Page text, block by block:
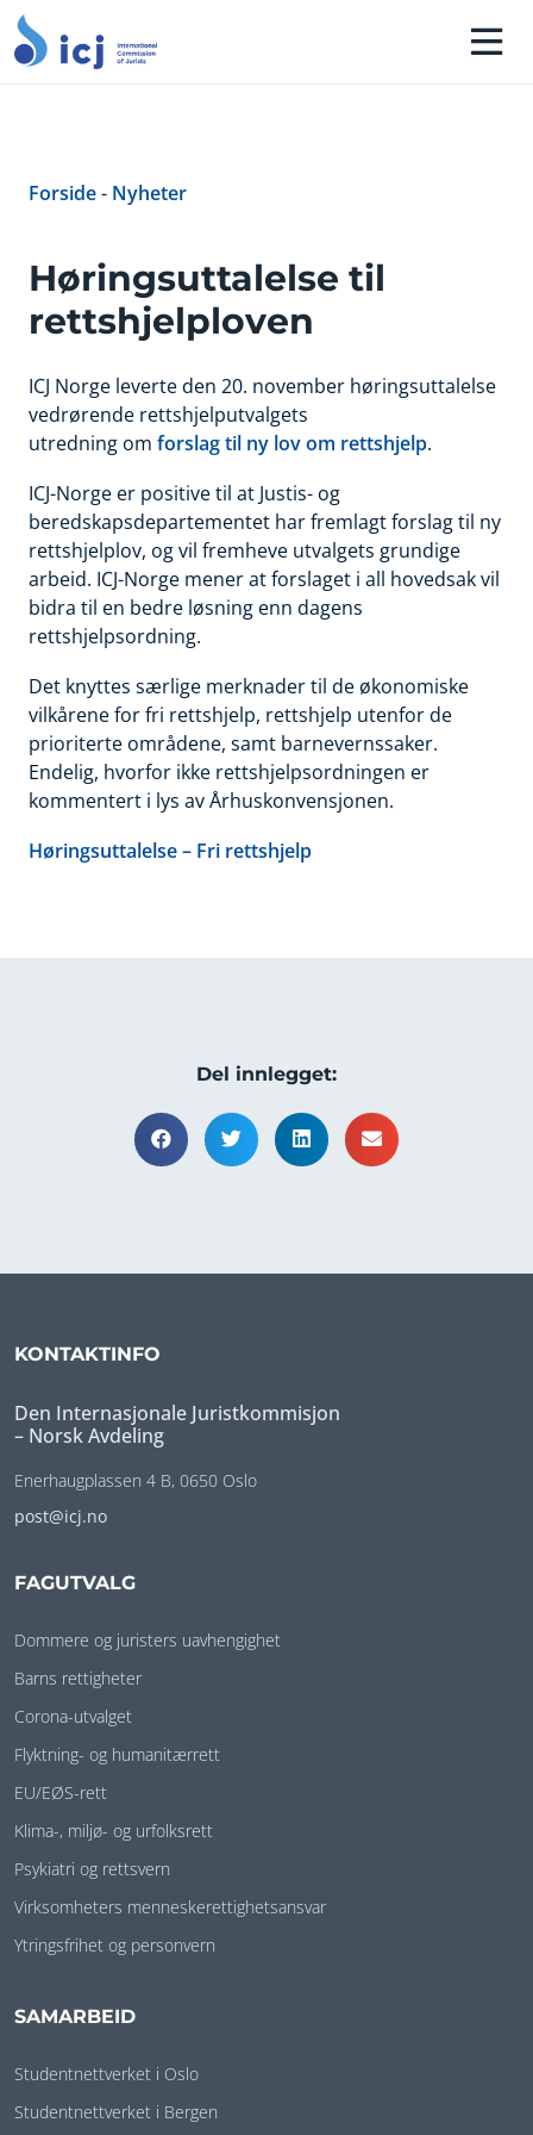
Forside- Nyheter
Høringsuttalelse til
rettshjelploven
ICJ Norge leverte den 20. november høringsuttalelse
vedrørende rettshjelputvalgets
utredning om forslag til ny lov om rettshjelp.
ICJ-Norge er positive til at Justis- og
beredskapsdepartementet har fremlagt forslag til ny
rettshjelplov, og vil fremheve utvalgets grundige
arbeid. ICJ-Norge mener at forslaget i all hovedsak vil
bidra til en bedre løsning enn dagens
rettshjelpsordning.
Det knyttes særlige merknader til de økonomiske
vilkårene for fri rettshjelp, rettshjelp utenfor de
prioriterte områdene, samt barnevernssaker.
Endelig, hvorfor ikke rettshjelpsordningen er
kommentert i lys av Århuskonvensjonen.
Høringsuttalelse – Fri rettshjelp
Del innlegget:
KONTAKTINFO
Den Internasjonale Juristkommisjon
– Norsk Avdeling
Enerhaugplassen 4 B, 0650 Oslo
post@icj.no
FAGUTVALG
Dommere og juristers uavhengighet
Barns rettigheter
Corona-utvalget
Flyktning- og humanitærrett
EU/EØS-rett
Klima-, miljø- og urfolksrett
Psykiatri og rettsvern
Virksomheters menneskerettighetsansvar
Ytringsfrihet og personvern
SAMARBEID
Studentnettverket i Oslo
Studentnettverket i Bergen